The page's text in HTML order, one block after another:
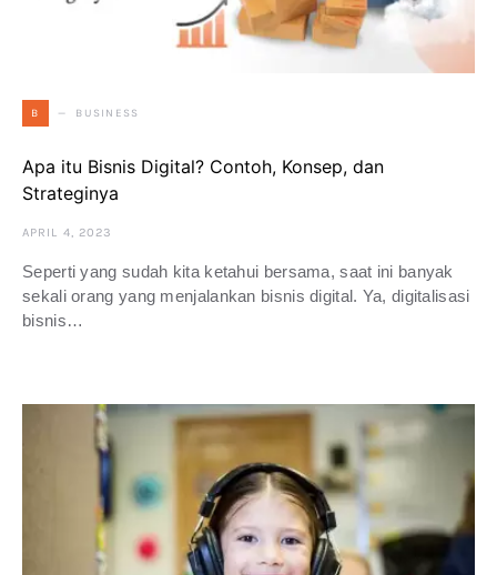
B BUSINESS
Apa itu Bisnis Digital? Contoh, Konsep, dan
Strateginya
APRIL 4, 2023
Seperti yang sudah kita ketahui bersama, saat ini banyak
sekali orang yang menjalankan bisnis digital. Ya, digitalisasi
bisnis…